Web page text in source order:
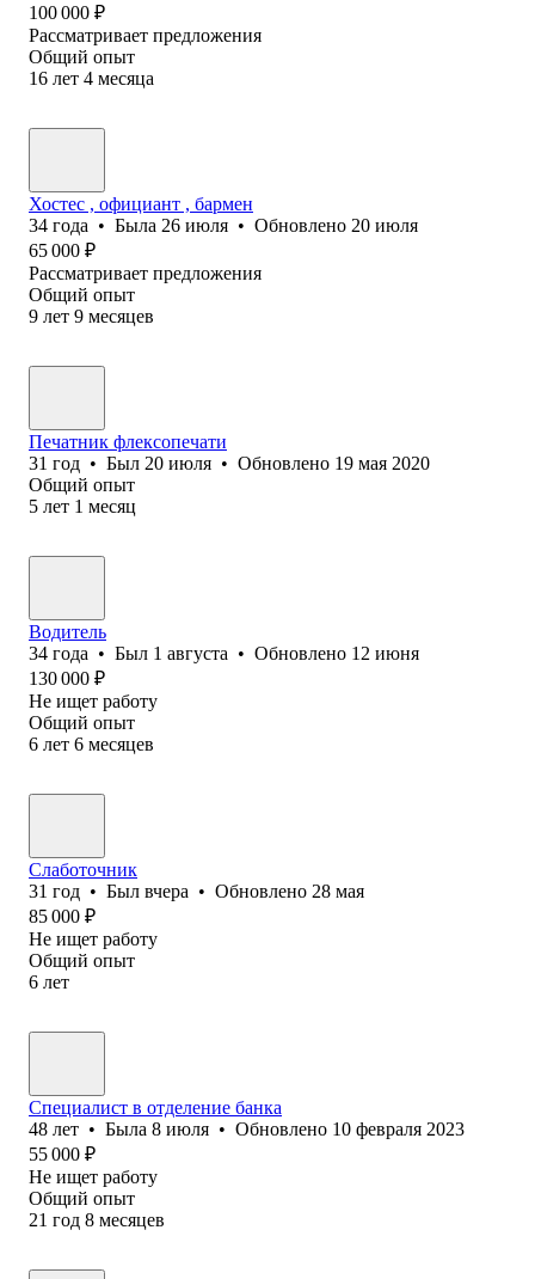
100 000 ₽
Рассматривает предложения
Общий опыт
16 лет 4 месяца
Хостес , официант , бармен
34 года • Была 26 июля • Обновлено 20 июля
65 000 ₽
Рассматривает предложения
Общий опыт
9 лет 9 месяцев
Печатник флексопечати
31 год • Был 20 июля • Обновлено 19 мая 2020
Общий опыт
5 лет 1 месяц
Водитель
34 года • Был 1 августа • Обновлено 12 июня
130 000 ₽
Не ищет работу
Общий опыт
6 лет 6 месяцев
Слаботочник
31 год • Был вчера • Обновлено 28 мая
85 000 ₽
Не ищет работу
Общий опыт
6 лет
Специалист в отделение банка
48 лет • Была 8 июля • Обновлено 10 февраля 2023
55 000 ₽
Не ищет работу
Общий опыт
21 год 8 месяцев